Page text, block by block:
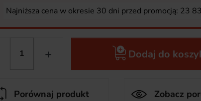
Najniższa cena w okresie 30 dni przed promocją: 23
+ Dodaj do
Porównaj produkt Zobacz